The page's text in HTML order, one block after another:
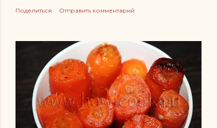
Поделиться Отправить комментарий